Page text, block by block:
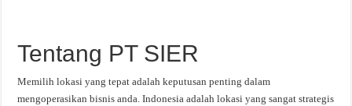
Tentang PT SIER
Memilih lokasi yang tepat adalah keputusan penting dalam
mengoperasikan bisnis anda. Indonesia adalah lokasi yang sangat strategis